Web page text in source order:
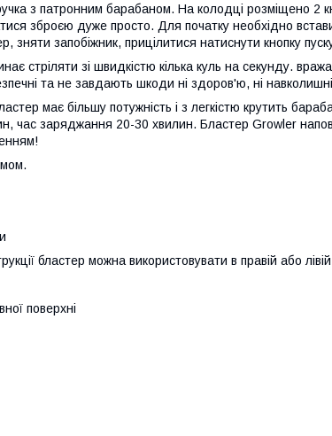
з патронним барабаном. На колодці розміщено 2
зброєю дуже просто. Для початку необхідно
зняти запобіжник, прицілитися натиснути кнопку
стріляти зі швидкістю кілька куль на секунду.
та не завдають шкоди ні здоров'ю, ні
має більшу потужність і з легкістю крутить
час заряджання 20-30 хвилин. Бластер Growler
бластер можна використовувати в правій або лівій
поверхні